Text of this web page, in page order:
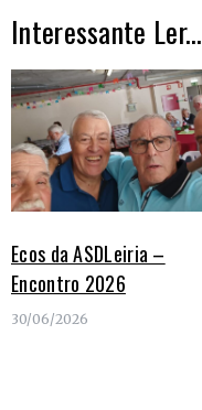
Interessante Ler...
Ecos da ASDLeiria –
Encontro 2026
30/06/2026